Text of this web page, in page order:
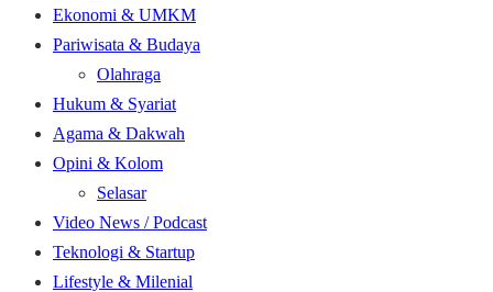
Ekonomi & UMKM
Pariwisata & Budaya
Olahraga
Hukum & Syariat
Agama & Dakwah
Opini & Kolom
Selasar
Video News / Podcast
Teknologi & Startup
Lifestyle & Milenial